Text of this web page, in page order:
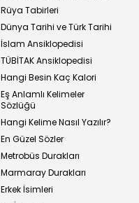
Rüya Tabirleri
Dünya Tarihi ve Türk Tarihi
İslam Ansiklopedisi
TÜBİTAK Ansiklopedisi
Hangi Besin Kaç Kalori
Eş Anlamlı Kelimeler
Sözlüğü
Hangi Kelime Nasıl Yazılır?
En Güzel Sözler
Metrobüs Durakları
Marmaray Durakları
Erkek İsimleri